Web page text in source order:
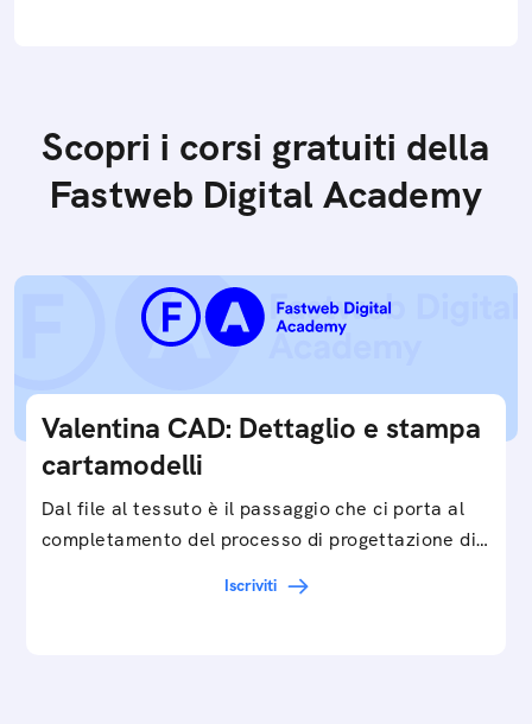
Scopri i corsi gratuiti della
Fastweb Digital Academy
Valentina CAD: Dettaglio e stampa
cartamodelli
Dal file al tessuto è il passaggio che ci porta al
completamento del processo di progettazione di
Iscriviti